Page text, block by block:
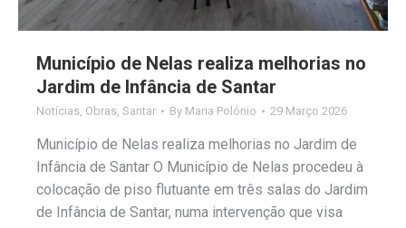
Município de Nelas realiza melhorias no
Jardim de Infância de Santar
Notícias Obras Santar By Maria Polónio 29 Março 2026
Município de Nelas realiza melhorias no Jardim de
Infância de Santar O Município de Nelas procedeu à
colocação de piso flutuante em três salas do Jardim
de Infância de Santar, numa intervenção que visa